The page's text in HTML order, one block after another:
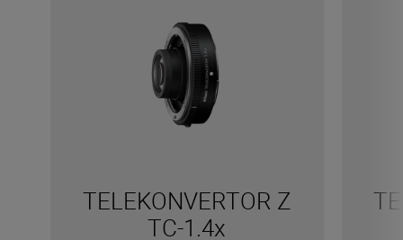
TELEKONVERTOR Z
TC-1.4x